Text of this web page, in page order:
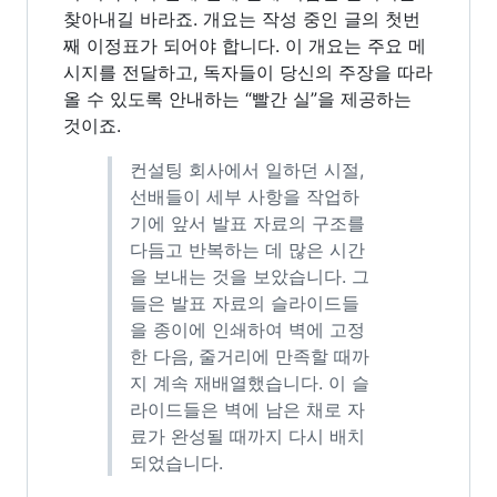
찾아내길 바라죠. 개요는 작성 중인 글의 첫번
째 이정표가 되어야 합니다. 이 개요는 주요 메
시지를 전달하고, 독자들이 당신의 주장을 따라
올 수 있도록 안내하는 “빨간 실”을 제공하는
것이죠.
컨설팅 회사에서 일하던 시절,
선배들이 세부 사항을 작업하
기에 앞서 발표 자료의 구조를
다듬고 반복하는 데 많은 시간
을 보내는 것을 보았습니다. 그
들은 발표 자료의 슬라이드들
을 종이에 인쇄하여 벽에 고정
한 다음, 줄거리에 만족할 때까
지 계속 재배열했습니다. 이 슬
라이드들은 벽에 남은 채로 자
료가 완성될 때까지 다시 배치
되었습니다.